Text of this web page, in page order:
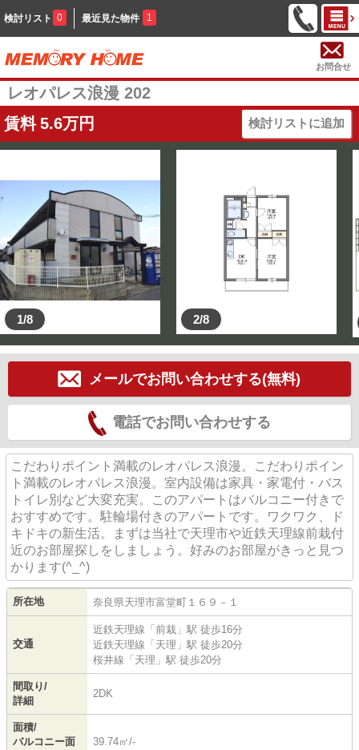
検討リスト 0 最近見た物件 1
お問合せ
レオパレス浪漫 202
賃料 5.6万円 検討リストに追加
1/8 2/8
メールでお問い合わせする(無料)
電話でお問い合わせする
こだわりポイント満載のレオパレス浪漫。こだわりポイン
ト満載のレオパレス浪漫。室内設備は家具・家電付・バス
トイレ別など大変充実。このアパートはバルコニー付きで
おすすめです。駐輪場付きのアパートです。ワクワク、ド
キドキの新生活。まずは当社で天理市や近鉄天理線前栽付
近のお部屋探しをしましょう。好みのお部屋がきっと見つ
かります(^_^)
所在地 奈良県天理市富堂町 １６９－１
交通
近鉄天理線 「 前栽 」駅 徒歩16分
近鉄天理線 「 天理 」駅 徒歩20分
桜井線 「 天理 」駅 徒歩20分
間取り/
詳細
2DK
面積/
バルコニー面
39.74㎡/-